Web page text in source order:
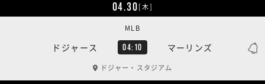
04.30[木]
ドジャース 04:10 マーリンズ
MLB
ドジャー・スタジアム